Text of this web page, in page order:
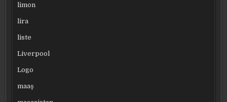
limon
lira
liste
Liverpool
Logo
maaş